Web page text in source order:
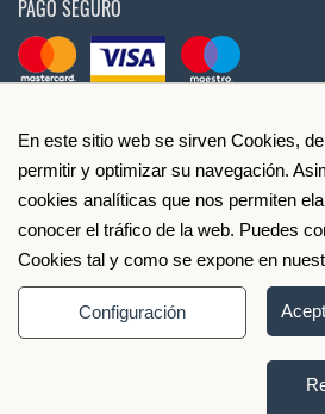
En este sitio web se sirven Cookies,
permitir y optimizar su navegación.
cookies analíticas que nos permiten
conocer el tráfico de la web. Puedes
Cookies tal y como se expone en
Configuración
PAGO SEGURO